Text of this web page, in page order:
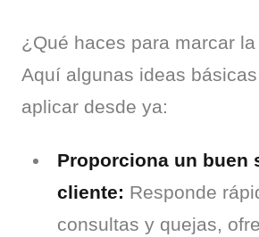
¿Qué haces para marcar
Aquí algunas ideas
aplicar desde ya:
Proporciona un buen
cliente: Responde
consultas y quejas,